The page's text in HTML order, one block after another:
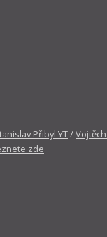
Přibyl YT/
zde